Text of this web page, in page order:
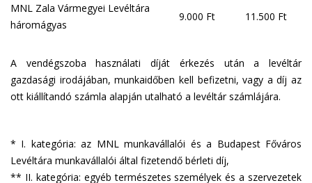
MNL Zala Vármegyei Levéltára
háromágyas
9.000 Ft 11.500 Ft
A vendégszoba használati díját érkezés után a levéltár
gazdasági irodájában, munkaidőben kell befizetni, vagy a díj az
ott kiállítandó számla alapján utalható a levéltár számlájára.
* I. kategória: az MNL munkavállalói és a Budapest Főváros
Levéltára munkavállalói által fizetendő bérleti díj,
** II. kategória: egyéb természetes személyek és a szervezetek